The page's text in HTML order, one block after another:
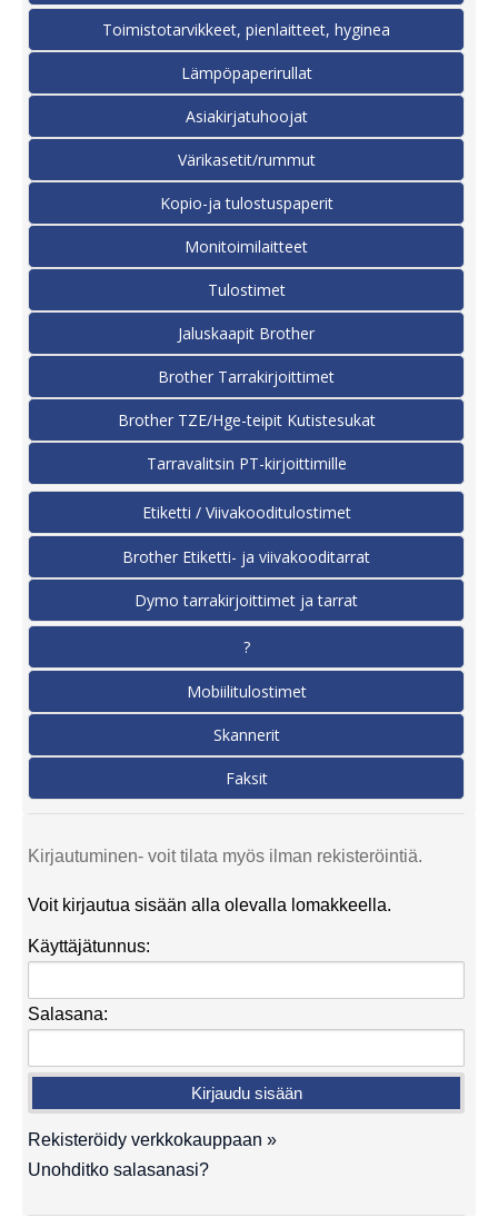
Toimistotarvikkeet, pienlaitteet, hyginea
Lämpöpaperirullat
Asiakirjatuhoojat
Värikasetit/rummut
Kopio-ja tulostuspaperit
Monitoimilaitteet
Tulostimet
Jaluskaapit Brother
Brother Tarrakirjoittimet
Brother TZE/Hge-teipit Kutistesukat
Tarravalitsin PT-kirjoittimille
Etiketti / Viivakooditulostimet
Brother Etiketti- ja viivakooditarrat
Dymo tarrakirjoittimet ja tarrat
?
Mobiilitulostimet
Skannerit
Faksit
Kirjautuminen- voit tilata myös ilman rekisteröintiä.
Voit kirjautua sisään alla olevalla lomakkeella.
Käyttäjätunnus:
Salasana:
Rekisteröidy verkkokauppaan »
Unohditko salasanasi?